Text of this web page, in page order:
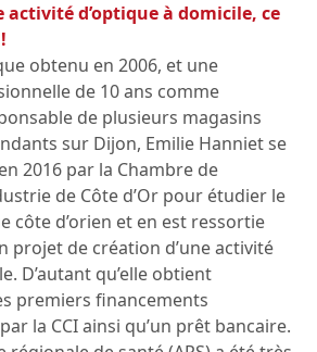
activité d’optique à domicile, ce
obtenu en 2006, et une
de 10 ans comme
de plusieurs magasins
sur Dijon, Emilie Hanniet se
2016 par la Chambre de
de Côte d’Or pour étudier le
côte d’orien et en est ressortie
projet de création d’une activité
D’autant qu’elle obtient
premiers financements
la CCI ainsi qu’un prêt bancaire.